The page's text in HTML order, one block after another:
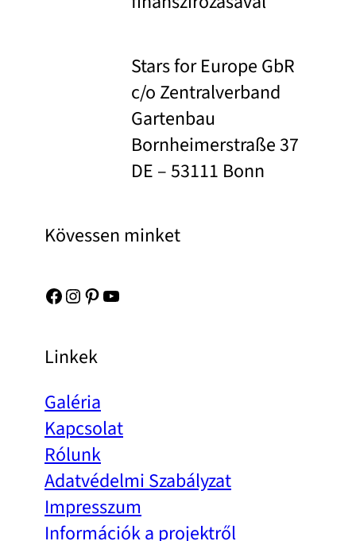
Stars for Europe GbR
c/o Zentralverband
Gartenbau
Bornheimerstraße 37
DE – 53111 Bonn
Kövessen minket
Facebook Instagram Pinterest YouTube
Linkek
Galéria
Kapcsolat
Rólunk
Adatvédelmi Szabályzat
Impresszum
Információk a projektről